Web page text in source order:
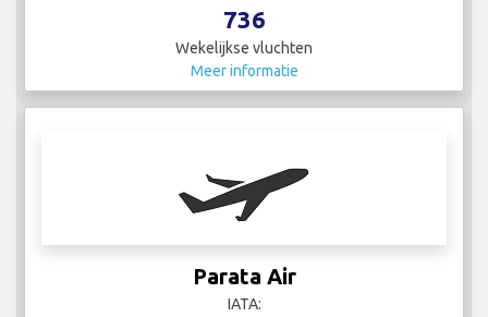
736
Wekelijkse vluchten
Meer informatie
Parata Air
IATA: